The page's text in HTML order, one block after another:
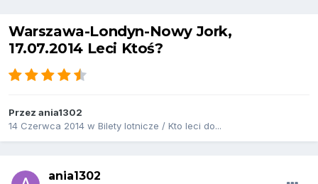
Warszawa-Londyn-Nowy Jork,
17.07.2014 Leci Ktoś?
Przez ania1302
14 Czerwca 2014 w Bilety lotnicze / Kto leci do...
ania1302